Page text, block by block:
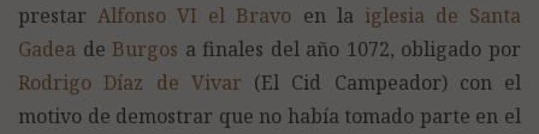
prestarAlfonso VI el Bravo en la iglesia de Santa
Gadea deBurgos a finales del año 1072, obligado por
Rodrigo Díaz de Vivar (El Cid Campeador) con el
motivo de demostrar que no había tomado parte en el